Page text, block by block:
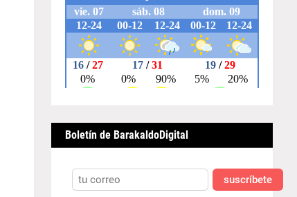
Boletín de BarakaldoDigital
suscríbete